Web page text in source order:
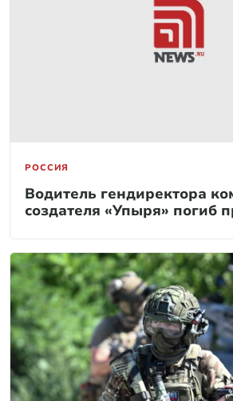
РОССИЯ
Водитель гендиректора
создателя «Упыря» погиб